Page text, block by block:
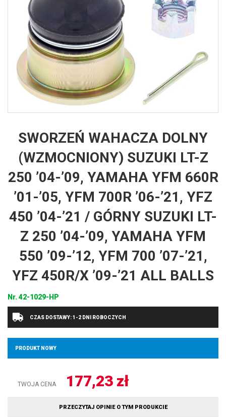
SWORZEŃ WAHACZA DOLNY
(WZMOCNIONY) SUZUKI LT-Z
250 ’04-’09, YAMAHA YFM 660R
’01-’05, YFM 700R ’06-’21, YFZ
450 ’04-’21 / GÓRNY SUZUKI LT-
Z 250 ’04-’09, YAMAHA YFM
550 ’09-’12, YFM 700 ’07-’21,
YFZ 450R/X ’09-’21 ALL BALLS
Nr.42-1029-HP
CZAS DOSTAWY: 1-2 DNI ROBOCZYCH
PRODUKT NOWY
TWOJA CENA 177,23 zł
PRZECZYTAJ OPINIE O TYM PRODUKCIE